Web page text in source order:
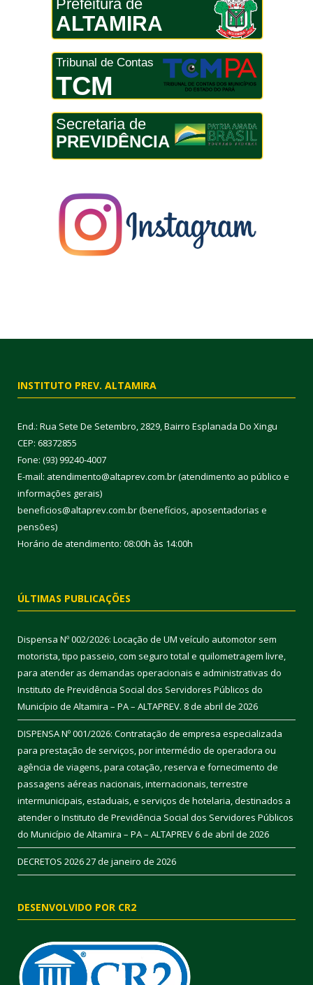
Prefeitura de
ALTAMIRA
Tribunal de Contas
TCM
Secretaria de
PREVIDÊNCIA
INSTITUTO PREV. ALTAMIRA
End.: Rua Sete De Setembro, 2829, Bairro Esplanada Do Xingu
CEP: 68372855
Fone: (93) 99240-4007
E-mail: atendimento@altaprev.com.br (atendimento ao público e
informações gerais)
beneficios@altaprev.com.br (benefícios, aposentadorias e
pensões)
Horário de atendimento: 08:00h às 14:00h
ÚLTIMAS PUBLICAÇÕES
Dispensa Nº 002/2026: Locação de UM veículo automotor sem
motorista, tipo passeio, com seguro total e quilometragem livre,
para atender as demandas operacionais e administrativas do
Instituto de Previdência Social dos Servidores Públicos do
Município de Altamira – PA – ALTAPREV. 8 de abril de 2026
DISPENSA Nº 001/2026: Contratação de empresa especializada
para prestação de serviços, por intermédio de operadora ou
agência de viagens, para cotação, reserva e fornecimento de
passagens aéreas nacionais, internacionais, terrestre
intermunicipais, estaduais, e serviços de hotelaria, destinados a
atender o Instituto de Previdência Social dos Servidores Públicos
do Município de Altamira – PA – ALTAPREV6 de abril de 2026
DECRETOS 202627 de janeiro de 2026
DESENVOLVIDO POR CR2